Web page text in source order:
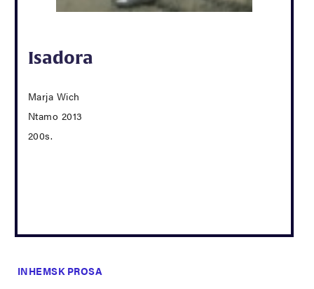
Isadora
Marja Wich
Ntamo 2013
200s.
INHEMSK PROSA